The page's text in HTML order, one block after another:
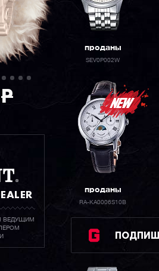
P
ВЕДУЩИМ
проданы
SEV0P002W
проданы
RA-KA0006S10B